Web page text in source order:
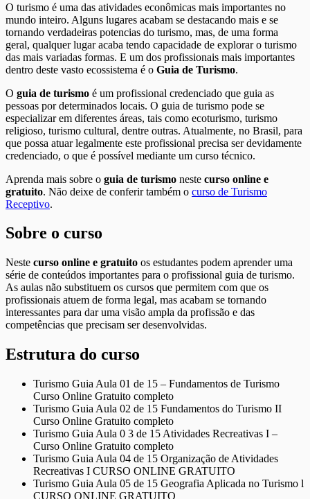
O turismo é uma das atividades econômicas mais importantes no
mundo inteiro. Alguns lugares acabam se destacando mais e se
tornando verdadeiras potencias do turismo, mas, de uma forma
geral, qualquer lugar acaba tendo capacidade de explorar o turismo
das mais variadas formas. E um dos profissionais mais importantes
dentro deste vasto ecossistema é o Guia de Turismo.
O guia de turismo é um profissional credenciado que guia as
pessoas por determinados locais. O guia de turismo pode se
especializar em diferentes áreas, tais como ecoturismo, turismo
religioso, turismo cultural, dentre outras. Atualmente, no Brasil, para
que possa atuar legalmente este profissional precisa ser devidamente
credenciado, o que é possível mediante um curso técnico.
Aprenda mais sobre o guia de turismo neste curso online e
gratuito. Não deixe de conferir também o curso de Turismo
Receptivo.
Sobre o curso
Neste curso online e gratuito os estudantes podem aprender uma
série de conteúdos importantes para o profissional guia de turismo.
As aulas não substituem os cursos que permitem com que os
profissionais atuem de forma legal, mas acabam se tornando
interessantes para dar uma visão ampla da profissão e das
competências que precisam ser desenvolvidas.
Estrutura do curso
Turismo Guia Aula 01 de 15 – Fundamentos de Turismo
Curso Online Gratuito completo
Turismo Guia Aula 02 de 15 Fundamentos do Turismo II
Curso Online Gratuito completo
Turismo Guia Aula 0 3 de 15 Atividades Recreativas I –
Curso Online Gratuito completo
Turismo Guia Aula 04 de 15 Organização de Atividades
Recreativas I CURSO ONLINE GRATUITO
Turismo Guia Aula 05 de 15 Geografia Aplicada no Turismo l
CURSO ONLINE GRATUITO